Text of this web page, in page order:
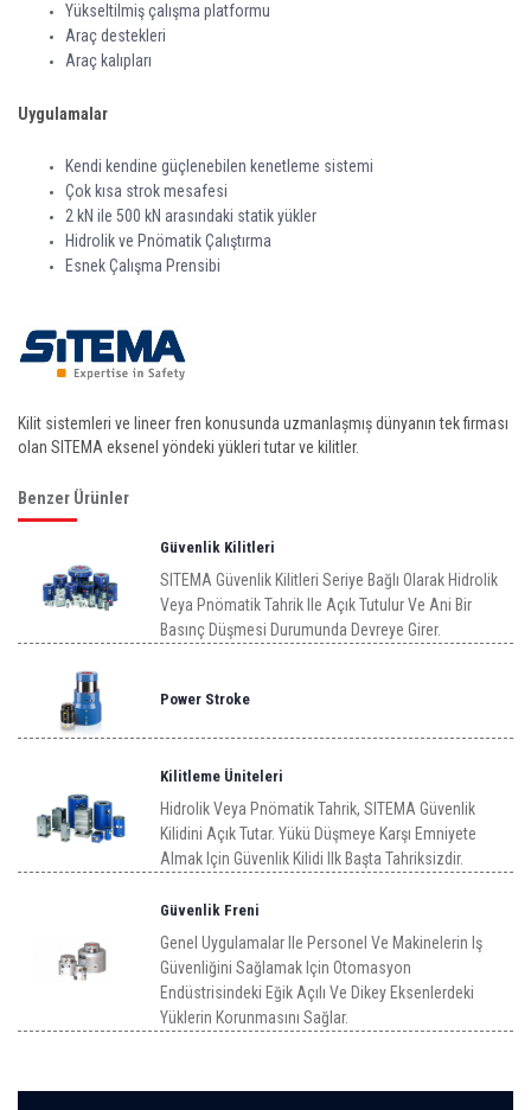
Yükseltilmiş çalışma platformu
Araç destekleri
Araç kalıpları
Uygulamalar
Kendi kendine güçlenebilen kenetleme sistemi
Çok kısa strok mesafesi
2 kN ile 500 kN arasındaki statik yükler
Hidrolik ve Pnömatik Çalıştırma
Esnek Çalışma Prensibi
Kilit sistemleri ve lineer fren konusunda uzmanlașmıș dünyanın tek firması
olan SITEMA eksenel yöndeki yükleri tutar ve kilitler.
Benzer Ürünler
Güvenlik Kilitleri
SITEMA Güvenlik Kilitleri Seriye Bağlı Olarak Hidrolik
Veya Pnömatik Tahrik Ile Açık Tutulur Ve Ani Bir
Basınç Düşmesi Durumunda Devreye Girer.
Power Stroke
Kilitleme Üniteleri
Hidrolik Veya Pnömatik Tahrik, SITEMA Güvenlik
Kilidini Açık Tutar. Yükü Düşmeye Karşı Emniyete
Almak Için Güvenlik Kilidi Ilk Başta Tahriksizdir.
Güvenlik Freni
Genel Uygulamalar Ile Personel Ve Makinelerin Iş
Güvenliğini Sağlamak Için Otomasyon
Endüstrisindeki Eğik Açılı Ve Dikey Eksenlerdeki
Yüklerin Korunmasını Sağlar.